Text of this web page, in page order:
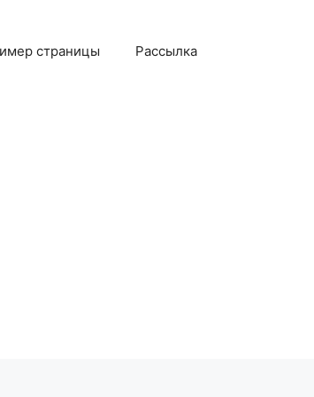
страницы Рассылка